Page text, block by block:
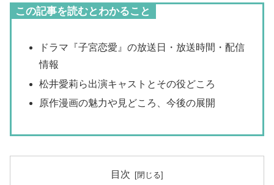
この記事を読むとわかること
ドラマ『子宮恋愛』の放送日・放送時間・配信
情報
松井愛莉ら出演キャストとその役どころ
原作漫画の魅力や見どころ、今後の展開
目次